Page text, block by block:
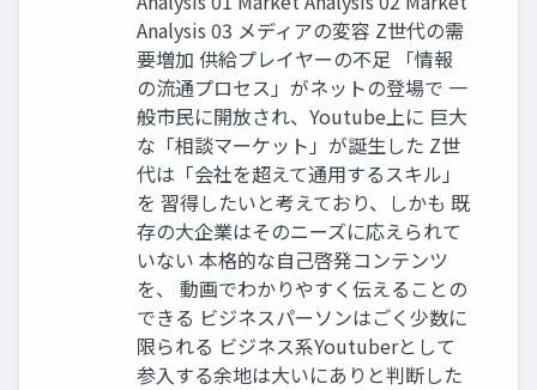
Analysis 03 メディアの変容 Z世代の需
要増加 供給プレイヤーの不足 「情報
の流通プロセス」がネットの登場で 一
般市民に開放され、Youtube上に 巨大
な「相談マーケット」が誕生した Z世
代は「会社を超えて通用するスキル」
を 習得したいと考えており、しかも 既
存の大企業はそのニーズに応えられて
いない 本格的な自己啓発コンテンツ
を、 動画でわかりやすく伝えることの
できる ビジネスパーソンはごく少数に
限られる ビジネス系Youtuberとして
参入する余地は大いにありと判断した